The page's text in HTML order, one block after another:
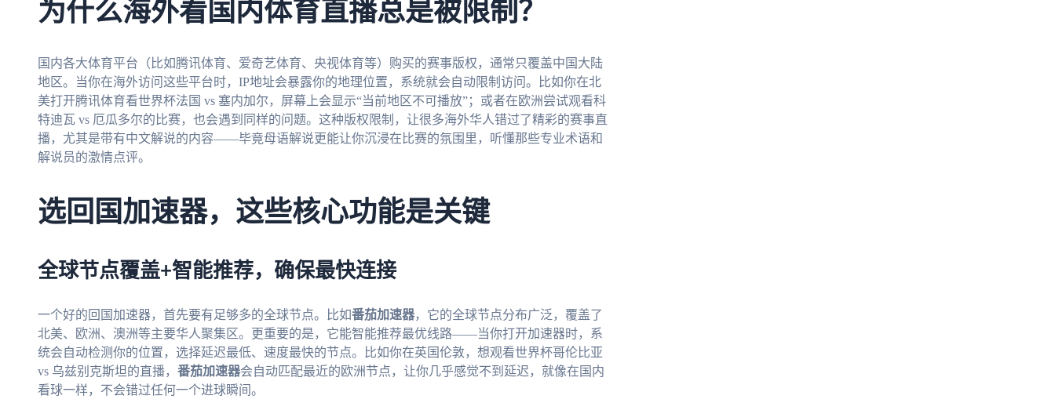
为什么海外看国内体育直播总是被限制？
国内各大体育平台（比如腾讯体育、爱奇艺体育、央视体育等）购买的赛事版权，通常只覆盖中国大陆
地区。当你在海外访问这些平台时，IP地址会暴露你的地理位置，系统就会自动限制访问。比如你在北
美打开腾讯体育看世界杯法国 vs 塞内加尔，屏幕上会显示“当前地区不可播放”；或者在欧洲尝试观看科
特迪瓦 vs 厄瓜多尔的比赛，也会遇到同样的问题。这种版权限制，让很多海外华人错过了精彩的赛事直
播，尤其是带有中文解说的内容——毕竟母语解说更能让你沉浸在比赛的氛围里，听懂那些专业术语和
解说员的激情点评。
选回国加速器，这些核心功能是关键
全球节点覆盖+智能推荐，确保最快连接
一个好的回国加速器，首先要有足够多的全球节点。比如番茄加速器，它的全球节点分布广泛，覆盖了
北美、欧洲、澳洲等主要华人聚集区。更重要的是，它能智能推荐最优线路——当你打开加速器时，系
统会自动检测你的位置，选择延迟最低、速度最快的节点。比如你在英国伦敦，想观看世界杯哥伦比亚
vs 乌兹别克斯坦的直播， 番茄加速器会自动匹配最近的欧洲节点，让你几乎感觉不到延迟，就像在国内
看球一样，不会错过任何一个进球瞬间。